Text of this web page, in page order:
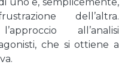
dell’altra.
all’analisi
che si ottiene a